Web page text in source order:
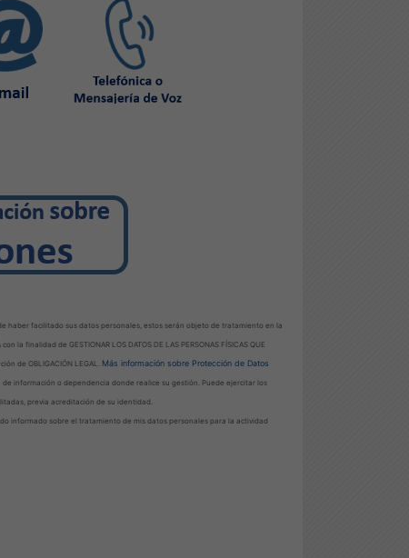
haber facilitado sus datos personales, estos serán objeto de tratamiento en la
la finalidad de GESTIONAR LOS DATOS DE LAS PERSONAS FÍSICAS QUE
de OBLIGACIÓN LEGAL. Más información sobre Protección de Datos
de información o dependencia donde realice su gestión. Puede ejercitar los
previa acreditación de su identidad.
informado sobre el tratamiento de mis datos personales para la actividad